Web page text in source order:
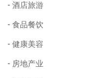
酒店旅游
食品餐饮
健康美容
房地产业